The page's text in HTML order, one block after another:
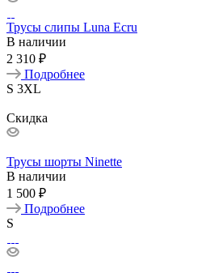
Трусы слипы Luna Ecru
В наличии
2 310 ₽
Подробнее
S 3XL
Скидка
Трусы шорты Ninette
В наличии
1 500 ₽
Подробнее
S